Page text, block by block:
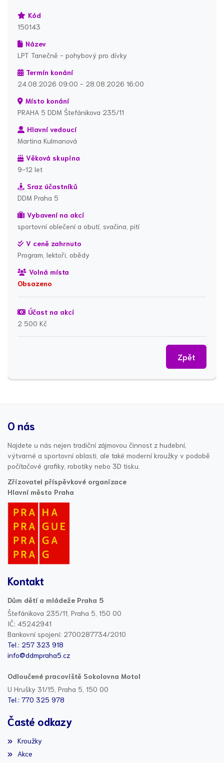
Kód
150143
Název
LPT Tanečně - pohybový pro dívky
Termín konání
24.08.2026 09:00 - 28.08.2026 16:00
Místo konání
PRAHA 5 DDM Štefánikova 235/11
Hlavní vedoucí
Martina Kulmanová
Věková skupina
9-12 let
Sraz účastníků
DDM Praha 5
Vybavení na akci
sportovní oblečení a obutí, svačina, pití
V ceně zahrnuto
Program, lektoři, obědy
Volná místa
Obsazeno
Účast na akci
2 500 Kč
Zpět
O nás
Najdete u nás nejen tradiční zájmovou činnost z hudební,
výtvarné a sportovní oblasti, ale také moderní kroužky v podobě
počítačové grafiky, robotiky nebo 3D tisku.
Zřizovatel příspěvkové organizace
Hlavní město Praha
Kontakt
Dům dětí a mládeže Praha 5
Štefánikova 235/11, Praha 5, 150 00
IČ: 45242941
Bankovní spojení: 2700287734/2010
Tel.: 257 323 918
info@ddmpraha5.cz
Odloučené pracoviště Sokolovna Motol
U Hrušky 31/15, Praha 5, 150 00
Tel.: 770 325 978
Časté odkazy
Kroužky
Akce